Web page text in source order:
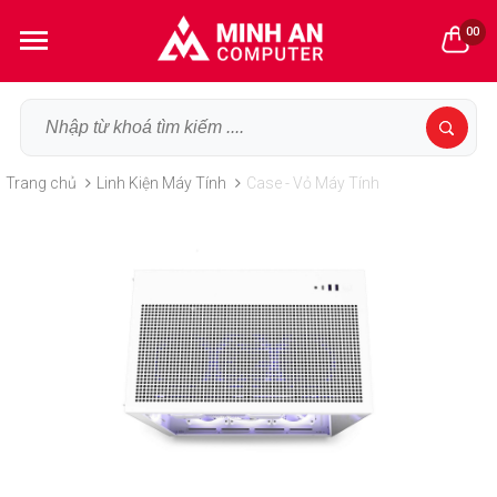
00
Trang chủ Linh Kiện Máy Tính Case - Vỏ Máy Tính